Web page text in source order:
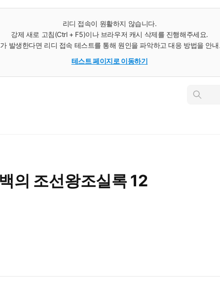
리디 접속이 원활하지 않습니다.
강제 새로 고침(Ctrl + F5)이나 브라우저 캐시 삭제를 진행해주세요.
발생한다면 리디 접속 테스트를 통해 원인을 파악하고 대응 방법을 안
테스트 페이지로 이동하기
인
의 조선왕조실록 12